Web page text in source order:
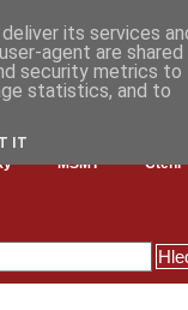
MŠMT Čtení
its services
agent are shared
security metrics to
statistics, and to
IT